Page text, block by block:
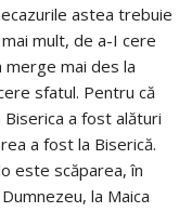
astea trebuie
mult, de a-I cere
merge mai des la
sfatul. Pentru că
a fost alături
a fost la Biserică.
este scăparea, în
la Maica